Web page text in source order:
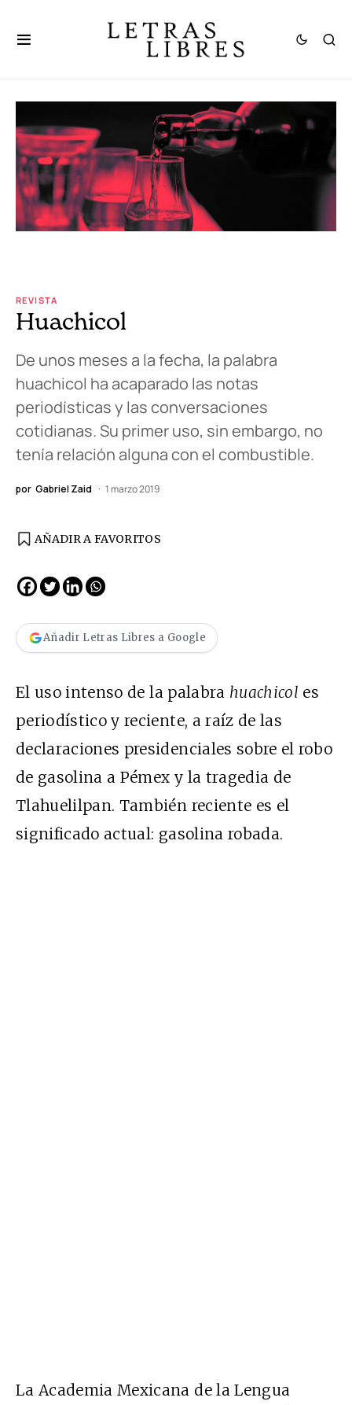
REVISTA
Huachicol
De unos meses a la fecha, la palabra
huachicol ha acaparado las notas
periodísticas y las conversaciones
cotidianas. Su primer uso, sin embargo, no
tenía relación alguna con el combustible.
por Gabriel Zaid 1 marzo 2019
AÑADIR A FAVORITOS
Añadir Letras Libres a Google
El uso intenso de la palabra huachicol es
periodístico y reciente, a raíz de las
declaraciones presidenciales sobre el robo
de gasolina a Pémex y la tragedia de
Tlahuelilpan. También reciente es el
significado actual: gasolina robada.
La Academia Mexicana de la Lengua